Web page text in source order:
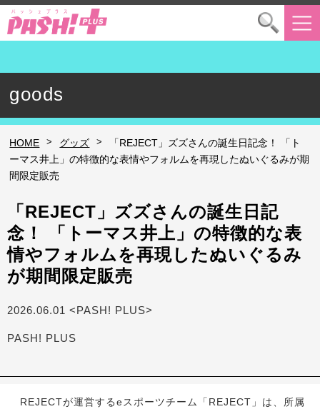
goods
HOME > グッズ >
「REJECT」ズズさんの誕生日記念！ 「ト
ーマス井上」の特徴的な表情やフォルムを再現したぬいぐるみが期
間限定販売
「REJECT」ズズさんの誕生日記
念！ 「トーマス井上」の特徴的な表
情やフォルムを再現したぬいぐるみ
が期間限定販売
2026.06.01 <PASH! PLUS>
PASH! PLUS
REJECTが運営するeスポーツチーム「REJECT」は、所属